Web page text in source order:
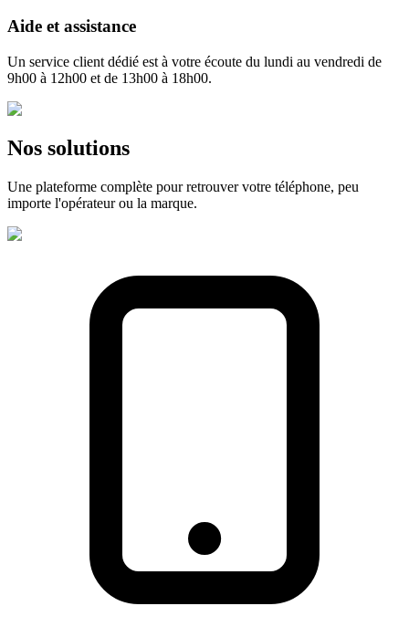
Aide et assistance
Un service client dédié est à votre écoute du lundi au vendredi de
9h00 à 12h00 et de 13h00 à 18h00.
Nos solutions
Une plateforme complète pour retrouver votre téléphone, peu
importe l'opérateur ou la marque.